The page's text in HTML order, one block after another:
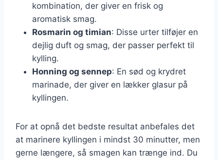
kombination, der giver en frisk og
aromatisk smag.
Rosmarin og timian: Disse urter tilføjer en
dejlig duft og smag, der passer perfekt til
kylling.
Honning og sennep: En sød og krydret
marinade, der giver en lækker glasur på
kyllingen.
For at opnå det bedste resultat anbefales det
at marinere kyllingen i mindst 30 minutter, men
gerne længere, så smagen kan trænge ind. Du